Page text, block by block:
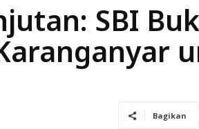
SBI
Bagikan